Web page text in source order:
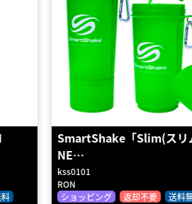
SmartShake Retain
kss2001
RON
ショッピング
返却不要 送料